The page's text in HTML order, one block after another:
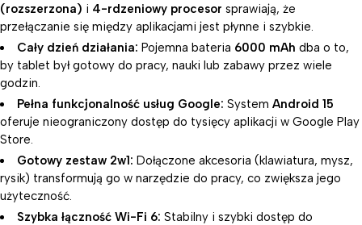
(rozszerzona) i 4-rdzeniowy procesor sprawiają, że
przełączanie się między aplikacjami jest płynne i szybkie.
Cały dzień działania: Pojemna bateria 6000 mAh dba o to,
by tablet był gotowy do pracy, nauki lub zabawy przez wiele
godzin.
Pełna funkcjonalność usług Google: System Android 15
oferuje nieograniczony dostęp do tysięcy aplikacji w Google Play
Store.
Gotowy zestaw 2w1: Dołączone akcesoria (klawiatura, mysz,
rysik) transformują go w narzędzie do pracy, co zwiększa jego
użyteczność.
Szybka łączność Wi-Fi 6: Stabilny i szybki dostęp do